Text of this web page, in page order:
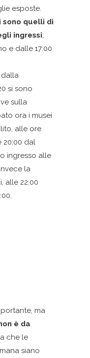
esposte.
sono quelli di
ingressi;
e dalle 17:00
dalla
si sono
sulla
ora i musei
alle ore
20:00 dal
ingresso alle
la
alle 22:00
ma
è da
che le
siano